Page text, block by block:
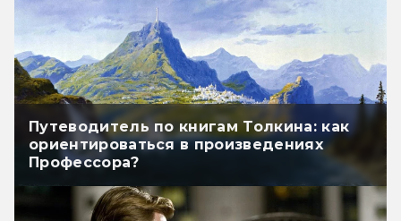
Путеводитель по книгам Толкина: как
ориентироваться в произведениях
Профессора?